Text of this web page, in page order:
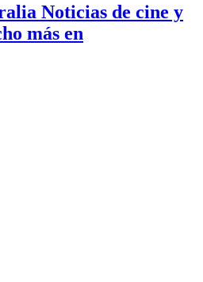
Noticias de cine y
más en